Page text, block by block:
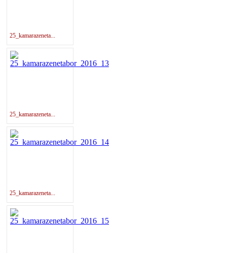
25_kamarazeneta...
25_kamarazeneta...
25_kamarazeneta...